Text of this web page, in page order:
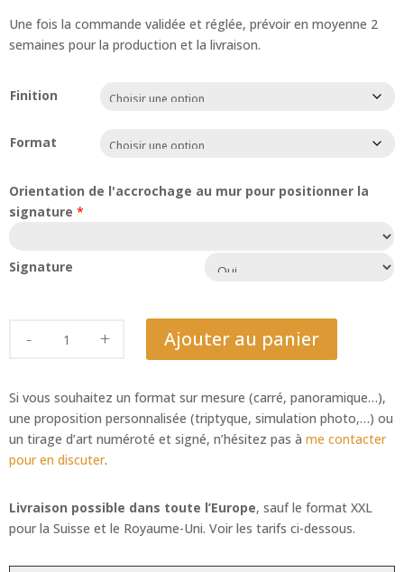
Une fois la commande validée et réglée, prévoir en moyenne 2
semaines pour la production et la livraison.
Finition
Format
Orientation de l'accrochage au mur pour positionner la
signature *
Signature
odorant
Ajouter au panier
Si vous souhaitez un format sur mesure (carré, panoramique…),
une proposition personnalisée (triptyque, simulation photo,…) ou
un tirage d’art numéroté et signé, n’hésitez pas à me contacter
pour en discuter.
Livraison possible dans toute l’Europe, sauf le format XXL
pour la Suisse et le Royaume-Uni. Voir les tarifs ci-dessous.